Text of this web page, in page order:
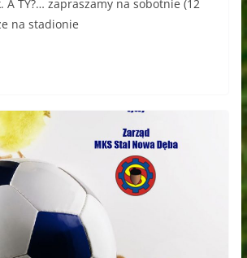
A TY?… zapraszamy na sobotnie (12
na stadionie